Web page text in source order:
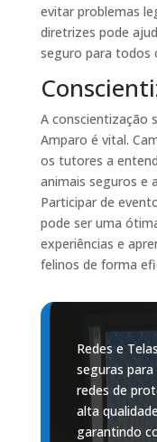
evitar problemas
diretrizes pode
seguro para todos
A conscientização
Amparo é vital.
os tutores a
animais seguros e
Participar de
pode ser uma
experiências e
felinos de forma
Redes e
seguras
redes de
alta
garantindo